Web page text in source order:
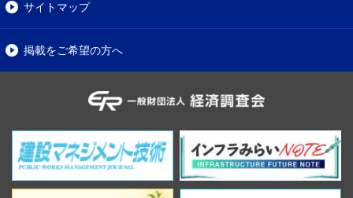
サイトマップ
掲載をご希望の方へ